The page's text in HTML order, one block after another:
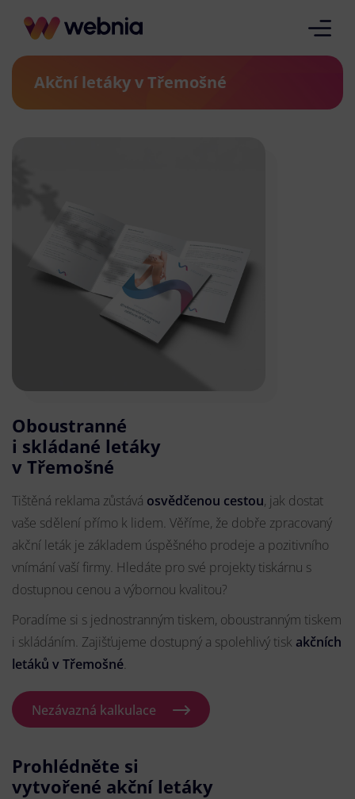
Akční letáky v Třemošné
Oboustranné
i skládané letáky
v Třemošné
Tištěná reklama zůstává osvědčenou cestou, jak dostat
vaše sdělení přímo k lidem. Věříme, že dobře zpracovaný
akční leták je základem úspěšného prodeje a pozitivního
vnímání vaší firmy. Hledáte pro své projekty tiskárnu s
dostupnou cenou a výbornou kvalitou?
Poradíme si s jednostranným tiskem, oboustranným tiskem
i skládáním. Zajišťujeme dostupný a spolehlivý tisk akčních
letáků v Třemošné.
Nezávazná kalkulace
Prohlédněte si
vytvořené akční letáky